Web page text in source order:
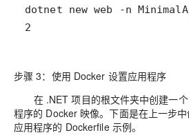
2
步骤 3：使用 Docker 设置应用程序
在 .NET 项目的根文件夹中创建一个
程序的 Docker 映像。下面是在上一步
应用程序的 Dockerfile 示例。